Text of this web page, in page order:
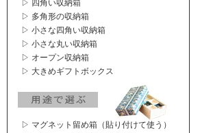
▷ 四角い収納箱
▷ 多角形の収納箱
▷ 小さな四角い収納箱
▷ 小さな丸い収納箱
▷ オープン収納箱
▷ 大きめギフトボックス
▷ マグネット留め箱（貼り付けて使う）